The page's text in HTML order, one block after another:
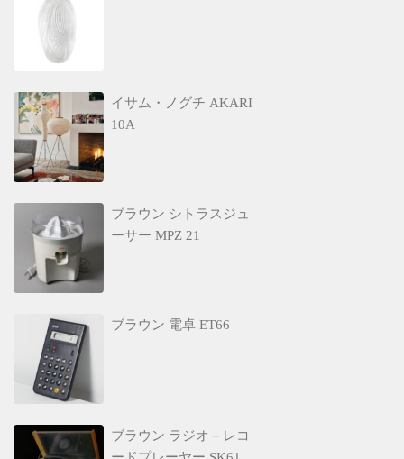
イサム・ノグチ AKARI
10A
ブラウン シトラスジュ
ーサー MPZ 21
ブラウン 電卓 ET66
ブラウン ラジオ＋レコ